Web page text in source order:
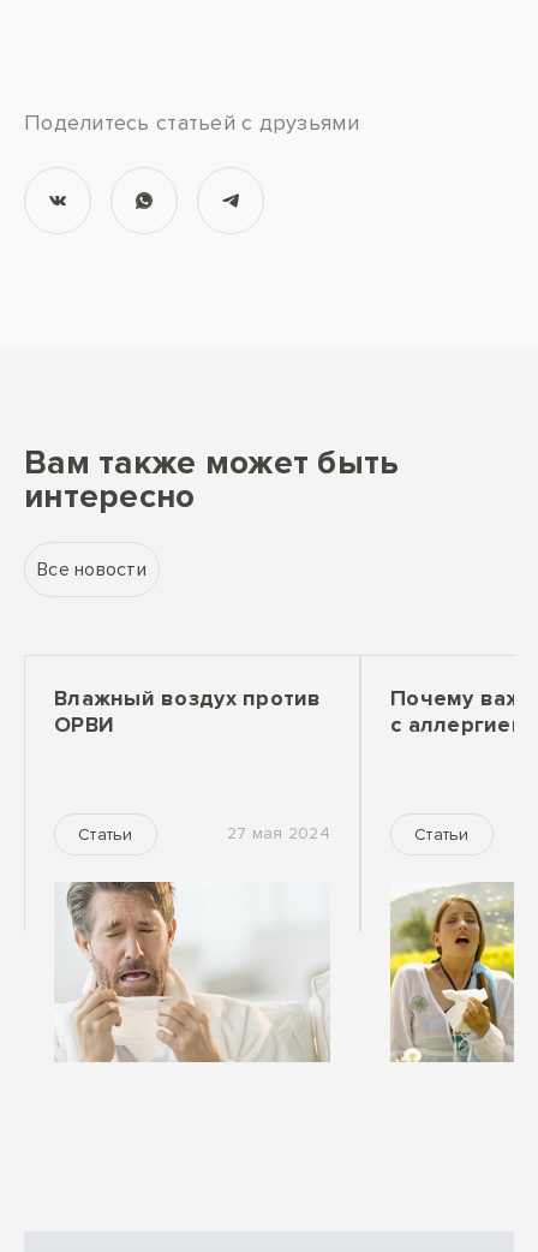
Поделитесь статьей с друзьями
Вам также может быть
интересно
Все новости
Влажный воздух против
ОРВИ
Статьи 27 мая 2024
Почему
с аллергией?
Статьи